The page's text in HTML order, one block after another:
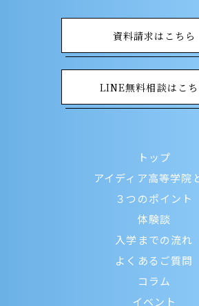
資料請求はこちら
LINE無料相談はこち
トップ
アイディア高等学院
３つのポイント
体験談
入学までの流れ
よくあるご質問
コラム
イベント